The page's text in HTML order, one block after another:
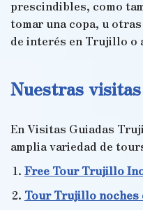
prescindibles, como
tomar una copa, u
de interés en Trujillo o
Nuestras visitas
En Visitas Guiadas
amplia variedad de
Free Tour Trujillo
Tour Trujillo noches